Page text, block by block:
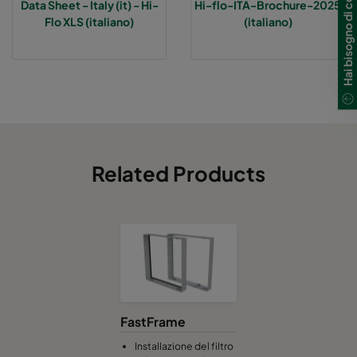
Hi-Flo XLS 7/520 0160 :: 592x287x520-6-25 ePM1 60%
ePM1 60%
Hi-Flo XLS 7/370 0160 :: 592x287x370-6-25
Hi-Flo XLS 9/640 0185 :: 592x592x640-6-25
Data Sheet - Italy (it) - Hi-
Flo XLS (italiano)
Hi-flo-ITA-Brochure-2025
(italiano)
Related Products
FastFrame
Installazione del filtro